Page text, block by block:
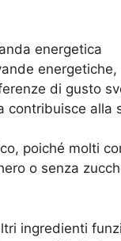
energetica
di gusto
alla
poiché molti
o senza
ingredienti